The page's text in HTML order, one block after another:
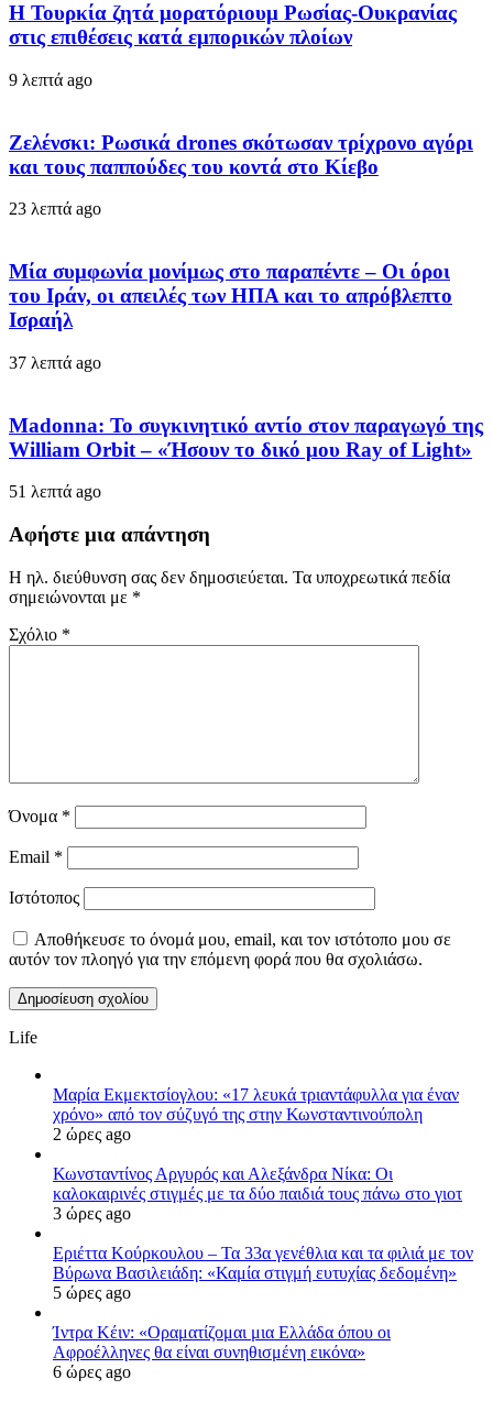
Η Τουρκία ζητά μορατόριουμ Ρωσίας-Ουκρανίας
στις επιθέσεις κατά εμπορικών πλοίων
9 λεπτά ago
Ζελένσκι: Ρωσικά drones σκότωσαν τρίχρονο αγόρι
και τους παππούδες του κοντά στο Κίεβο
23 λεπτά ago
Μία συμφωνία μονίμως στο παραπέντε – Οι όροι
του Ιράν, οι απειλές των ΗΠΑ και το απρόβλεπτο
Ισραήλ
37 λεπτά ago
Madonna: Το συγκινητικό αντίο στον παραγωγό της
William Orbit – «Ήσουν το δικό μου Ray of Light»
51 λεπτά ago
Αφήστε μια απάντηση
Η ηλ. διεύθυνση σας δεν δημοσιεύεται. Τα υποχρεωτικά πεδία
σημειώνονται με *
Σχόλιο *
Όνομα *
Email *
Ιστότοπος
Αποθήκευσε το όνομά μου, email, και τον ιστότοπο μου σε
αυτόν τον πλοηγό για την επόμενη φορά που θα σχολιάσω.
Life
Μαρία Εκμεκτσίογλου: «17 λευκά τριαντάφυλλα για έναν
χρόνο» από τον σύζυγό της στην Κωνσταντινούπολη
2 ώρες ago
Κωνσταντίνος Αργυρός και Αλεξάνδρα Νίκα: Οι
καλοκαιρινές στιγμές με τα δύο παιδιά τους πάνω στο γιοτ
3 ώρες ago
Εριέττα Κούρκουλου – Τα 33α γενέθλια και τα φιλιά με τον
Βύρωνα Βασιλειάδη: «Καμία στιγμή ευτυχίας δεδομένη»
5 ώρες ago
Ίντρα Κέιν: «Οραματίζομαι μια Ελλάδα όπου οι
Αφροέλληνες θα είναι συνηθισμένη εικόνα»
6 ώρες ago